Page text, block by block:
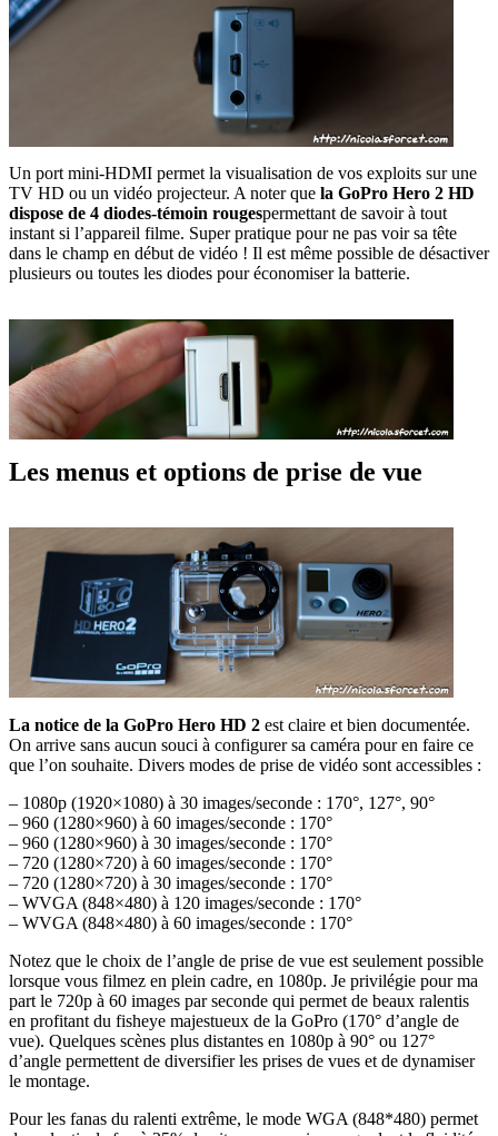
Un port mini-HDMI permet la visualisation de vos exploits sur une
TV HD ou un vidéo projecteur. A noter que la GoPro Hero 2 HD
dispose de 4 diodes-témoin rougespermettant de savoir à tout
instant si l’appareil filme. Super pratique pour ne pas voir sa tête
dans le champ en début de vidéo ! Il est même possible de désactiver
plusieurs ou toutes les diodes pour économiser la batterie.
Les menus et options de prise de vue
La notice de la GoPro Hero HD 2 est claire et bien documentée.
On arrive sans aucun souci à configurer sa caméra pour en faire ce
que l’on souhaite. Divers modes de prise de vidéo sont accessibles :
– 1080p (1920×1080) à 30 images/seconde : 170°, 127°, 90°
– 960 (1280×960) à 60 images/seconde : 170°
– 960 (1280×960) à 30 images/seconde : 170°
– 720 (1280×720) à 60 images/seconde : 170°
– 720 (1280×720) à 30 images/seconde : 170°
– WVGA (848×480) à 120 images/seconde : 170°
– WVGA (848×480) à 60 images/seconde : 170°
Notez que le choix de l’angle de prise de vue est seulement possible
lorsque vous filmez en plein cadre, en 1080p. Je privilégie pour ma
part le 720p à 60 images par seconde qui permet de beaux ralentis
en profitant du fisheye majestueux de la GoPro (170° d’angle de
vue). Quelques scènes plus distantes en 1080p à 90° ou 127°
d’angle permettent de diversifier les prises de vues et de dynamiser
le montage.
Pour les fanas du ralenti extrême, le mode WGA (848*480) permet